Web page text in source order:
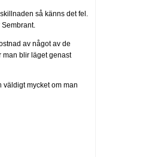
så känns det fel.
av något av de
man blir läget genast
väldigt mycket om man